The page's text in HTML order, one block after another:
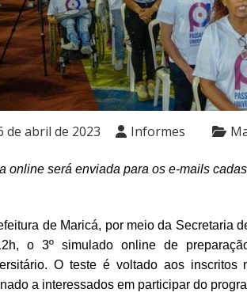
de abril de 2023 Informes
online será enviada para os e-mails
de Maricá, por meio da Secretaria
o 3º simulado online de
O teste é voltado aos inscritos
a interessados em participar do